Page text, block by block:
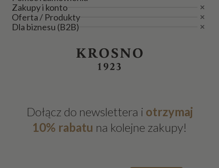
Zakupy i konto
Oferta / Produkty
Dla biznesu (B2B)
Dołącz do newslettera i otrzymaj
10% rabatu na kolejne zakupy!